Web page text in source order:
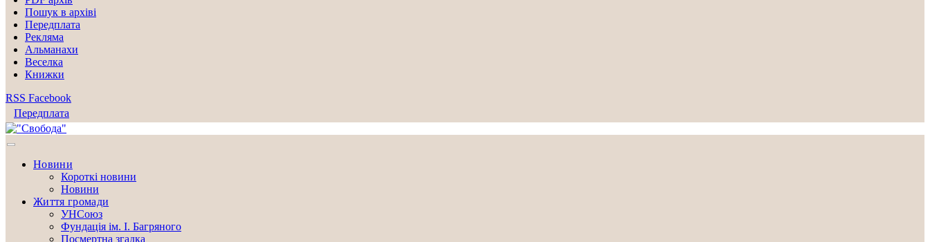
Пошук в архіві
Передплата
Рекляма
Альманахи
Веселка
Книжки
RSS Facebook
Передплата
Новини
Короткі новини
Новини
Життя громади
УНСоюз
Фундація ім. І. Багряного
Посмертна згадка